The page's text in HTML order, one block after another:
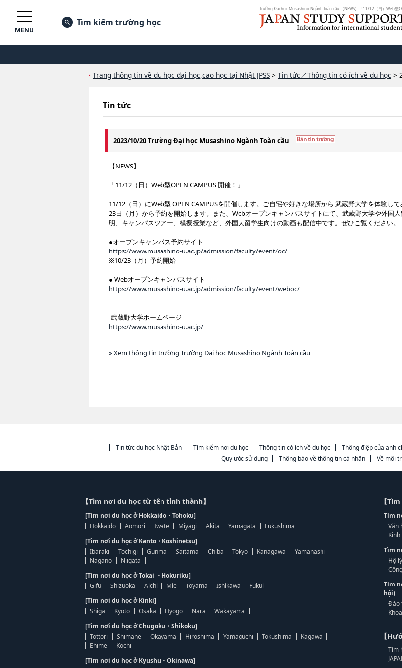
MENU
Tìm kiếm trường học
Trang thông tin về du học đại học,cao học tại Nhật JPSS > Tin tức／Thông tin có ích về du học >
Tin tức
2023/10/20 Trường Đại học Musashino Ngành Toàn cầu
【NEWS】
「11/12（日）Web型OPEN CAMPUS 開催！」
11/12（日）にWeb型 OPEN CAMPUSを開催します。ご自宅や好きな場所から 武蔵野大学を体験し
23日（月）から予約を開始します。また、Webオープンキャンパスサイトにて、武蔵野大学や外国
明、キャンパスツアー、模擬授業など、外国人留学生向けの動画も配信中です。ぜひご覧ください。
●オープンキャンパス予約サイト
https://www.musashino-u.ac.jp/admission/faculty/event/oc/
※10/23（月）予約開始
● Webオープンキャンパスサイト
https://www.musashino-u.ac.jp/admission/faculty/event/weboc/
-武蔵野大学ホームページ-
https://www.musashino-u.ac.jp/
» Xem thông tin trường Trường Đại học Musashino Ngành Toàn cầu
Tin tức du học Nhật Bản Tìm kiếm nơi du học Thông tin có ích về du học Thông điệp của anh
Quy ước sử dụng
Thông báo về thông tin cá nhân Về môi
【Tìm nơi du học từ tên tỉnh thành】
[Tìm nơi du học ở Hokkaido・Tohoku]
Hokkaido
Aomori Iwate Miyagi Akita Yamagata
Fukushima
[Tìm nơi du học ở Kanto・Koshinetsu]
Ibaraki
Tochigi Gunma Saitama Chiba Tokyo Kanagawa
Yamanashi
Nagano
Niigata
[Tìm nơi du học ở Tokai ・Hokuriku]
Gifu
Shizuoka Aichi Mie Toyama Ishikawa
Fukui
[Tìm nơi du học ở Kinki]
Shiga
Kyoto Osaka Hyogo Nara
Wakayama
[Tìm nơi du học ở Chugoku・Shikoku]
Tottori
Shimane Okayama Hiroshima Yamaguchi Tokushima
Kagawa
Ehime
Kochi
[Tìm nơi du học ở Kyushu・Okinawa]
【
Tìm
Văn
Tìm
Hộ
Tìm
hội)
Đào
【
Tìm